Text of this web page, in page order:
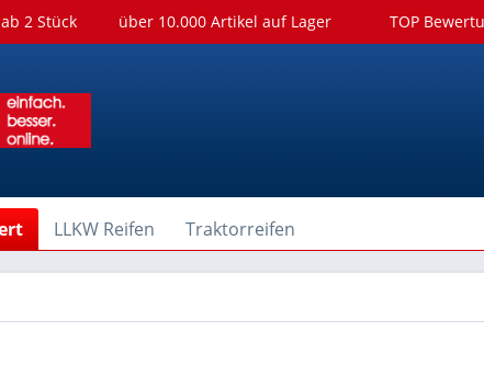
2 Stück über 10.000 Artikel auf Lager TOP
LLKW Reifen Traktorreifen